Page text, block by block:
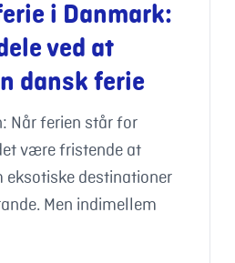
i Danmark:
ved at
dansk ferie
Når ferien står for
være fristende at
eksotiske destinationer
Men indimellem